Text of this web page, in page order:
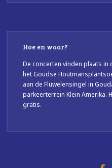
Hoe en waar?
De concerten vinden plaats in
het Goudse
aan de Fluwelensingel in
parkeerterrein Klein Amerika.
gratis.